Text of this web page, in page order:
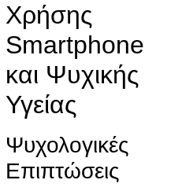
Χρήσης
Smartphone
και Ψυχικής
Υγείας
Ψυχολογικές
Επιπτώσεις